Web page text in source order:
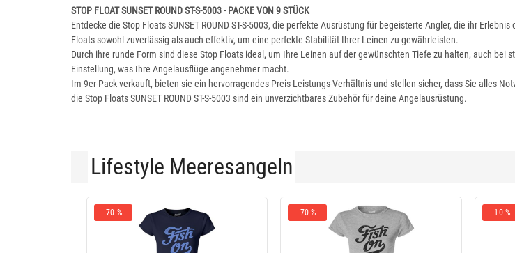
STOP FLOAT SUNSET ROUND ST-S-5003 - PACKE VON 9 STÜCK
Entdecke die Stop Floats SUNSET ROUND ST-S-5003, die perfekte Ausrüstung für begeisterte Angler, die ihr
Floats sowohl zuverlässig als auch effektiv, um eine perfekte Stabilität Ihrer Leinen zu gewährleisten.
Durch ihre runde Form sind diese Stop Floats ideal, um Ihre Leinen auf der gewünschten Tiefe zu halten, auch
Einstellung, was Ihre Angelausflüge angenehmer macht.
Im 9er-Pack verkauft, bieten sie ein hervorragendes Preis-Leistungs-Verhältnis und stellen sicher, dass Sie alles
die Stop Floats SUNSET ROUND ST-S-5003 sind ein unverzichtbares Zubehör für deine Angelausrüstung.
Lifestyle Meeresangeln
-70 % -70 % -10 %